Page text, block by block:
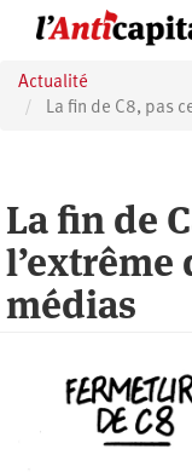
principal
Actualité
La fin de C8, pas
La fin de
médias